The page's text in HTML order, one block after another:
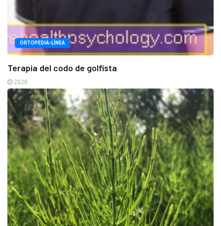
ORTOPEDIA-LÍNEA
Terapia del codo de golfista
2020